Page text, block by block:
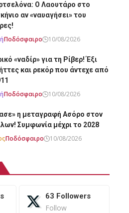
Ο Λαουτάρο στο
αν «ναυαγήσει» του
Ποδόσφαιρο 10/08/2026
«ναδίρ» για τη Ρίβερ! Έξι
και ρεκόρ που άντεχε από
Ποδόσφαιρο 10/08/2026
η μεταγραφή Ασόρο στον
Συμφωνία μέχρι το 2028
Ποδόσφαιρο 10/08/2026
63 Followers
Follow